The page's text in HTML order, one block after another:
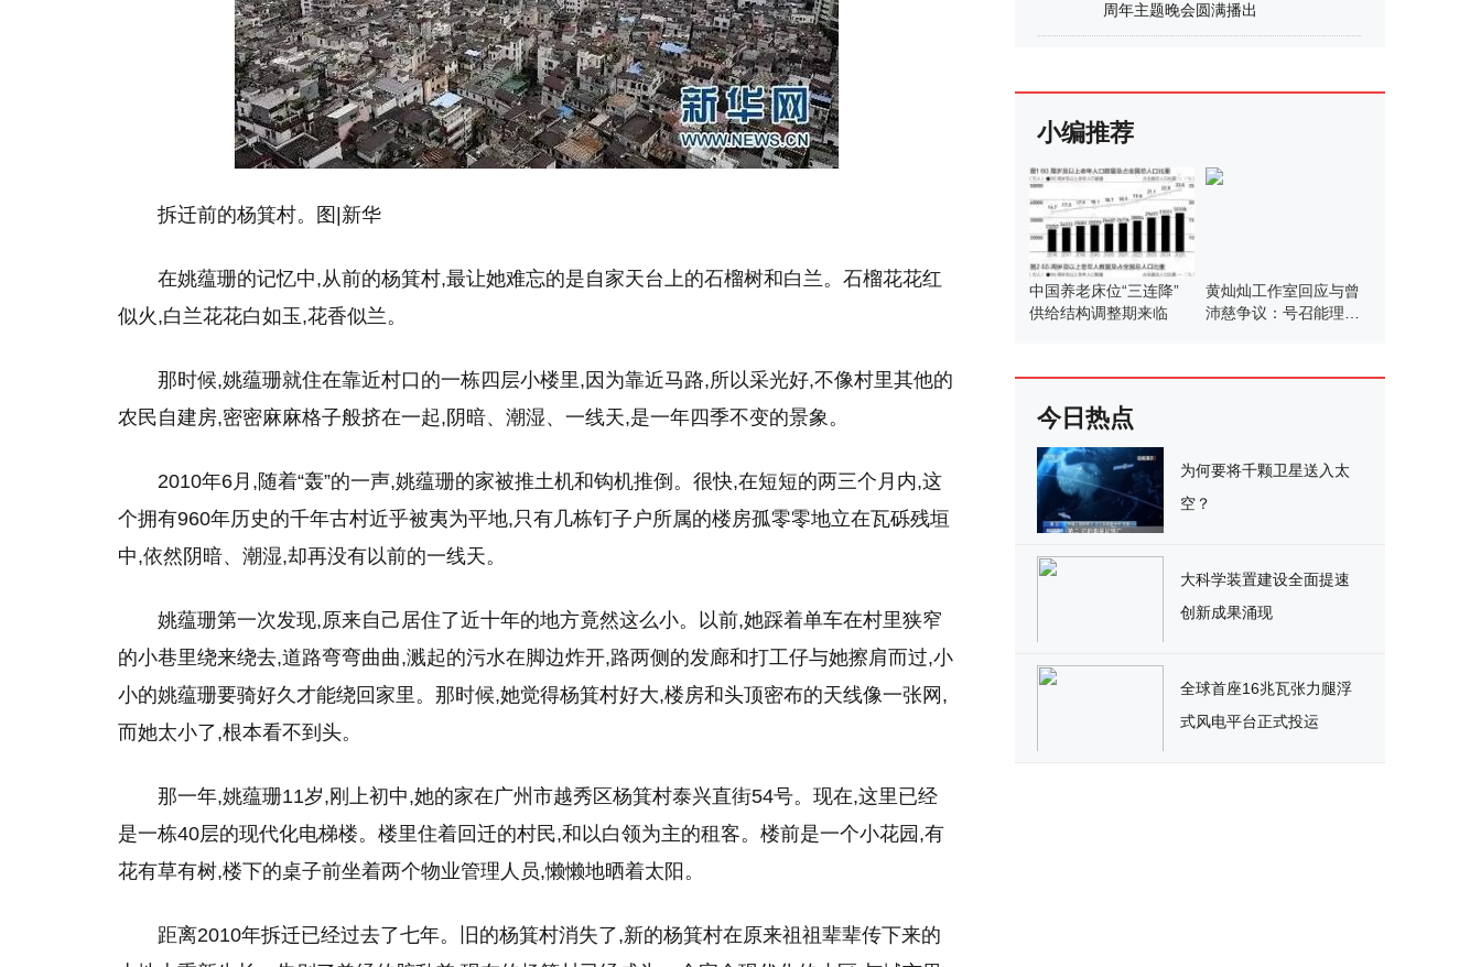
拆迁前的杨箕村。图|新华
在姚蕴珊的记忆中,从前的杨箕村,最让她难忘的是自家天台上的石榴树和白兰。石榴花花红
似火,白兰花花白如玉,花香似兰。
那时候,姚蕴珊就住在靠近村口的一栋四层小楼里,因为靠近马路,所以采光好,不像村里其他的
农民自建房,密密麻麻格子般挤在一起,阴暗、潮湿、一线天,是一年四季不变的景象。
2010年6月,随着“轰”的一声,姚蕴珊的家被推土机和钩机推倒。很快,在短短的两三个月内,这
个拥有960年历史的千年古村近乎被夷为平地,只有几栋钉子户所属的楼房孤零零地立在瓦砾残垣
中,依然阴暗、潮湿,却再没有以前的一线天。
姚蕴珊第一次发现,原来自己居住了近十年的地方竟然这么小。以前,她踩着单车在村里狭窄
的小巷里绕来绕去,道路弯弯曲曲,溅起的污水在脚边炸开,路两侧的发廊和打工仔与她擦肩而过,小
小的姚蕴珊要骑好久才能绕回家里。那时候,她觉得杨箕村好大,楼房和头顶密布的天线像一张网,
而她太小了,根本看不到头。
那一年,姚蕴珊11岁,刚上初中,她的家在广州市越秀区杨箕村泰兴直街54号。现在,这里已经
是一栋40层的现代化电梯楼。楼里住着回迁的村民,和以白领为主的租客。楼前是一个小花园,有
花有草有树,楼下的桌子前坐着两个物业管理人员,懒懒地晒着太阳。
距离2010年拆迁已经过去了七年。旧的杨箕村消失了,新的杨箕村在原来祖祖辈辈传下来的
周年主题晚会圆满播出
小编推荐
中国养老床位“三连降”
供给结构调整期来临
黄灿灿工作室回应与曾
沛慈争议：号召能理智
今日热点
为何要将千颗卫星送入太
空？
大科学装置建设全面提速
创新成果涌现
全球首座16兆瓦张力腿浮
式风电平台正式投运